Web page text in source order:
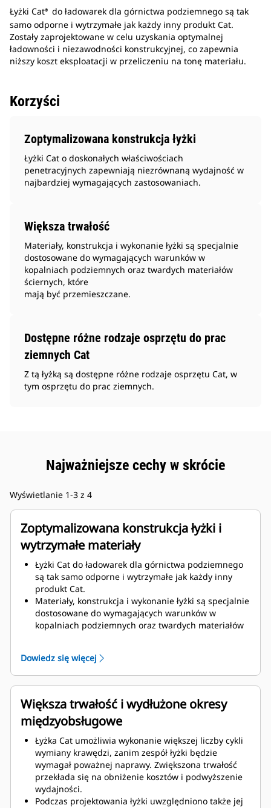
Łyżki Cat® do ładowarek dla górnictwa podziemnego są tak
samo odporne i wytrzymałe jak każdy inny produkt Cat.
Zostały zaprojektowane w celu uzyskania optymalnej
ładowności i niezawodności konstrukcyjnej, co zapewnia
niższy koszt eksploatacji w przeliczeniu na tonę materiału.
Korzyści
Zoptymalizowana konstrukcja łyżki
Łyżki Cat o doskonałych właściwościach
penetracyjnych zapewniają niezrównaną wydajność w
najbardziej wymagających zastosowaniach.
Większa trwałość
Materiały, konstrukcja i wykonanie łyżki są specjalnie
dostosowane do wymagających warunków w
kopalniach podziemnych oraz twardych materiałów
ściernych, które
mają być przemieszczane.
Dostępne różne rodzaje osprzętu do prac
ziemnych Cat
Z tą łyżką są dostępne różne rodzaje osprzętu Cat, w
tym osprzętu do prac ziemnych.
Najważniejsze cechy w skrócie
Wyświetlanie 1-3 z 4
Zoptymalizowana konstrukcja łyżki i
wytrzymałe materiały
Łyżki Cat do ładowarek dla górnictwa podziemnego
są tak samo odporne i wytrzymałe jak każdy inny
produkt Cat.
Materiały, konstrukcja i wykonanie łyżki są specjalnie
dostosowane do wymagających warunków w
kopalniach podziemnych oraz twardych materiałów
większą wytrzymałość i sztywność zespołu łyżki,
ułatwiając montaż i demontaż krawędzi.
Elementy zespołu łyżki są wykonane z materiału
wysokiej klasy.
Dowiedz się więcej
Większa trwałość i wydłużone okresy
międzyobsługowe
Łyżka Cat umożliwia wykonanie większej liczby cykli
wymiany krawędzi, zanim zespół łyżki będzie
wymagał poważnej naprawy. Zwiększona trwałość
przekłada się na obniżenie kosztów i podwyższenie
wydajności.
Podczas projektowania łyżki uwzględniono także jej